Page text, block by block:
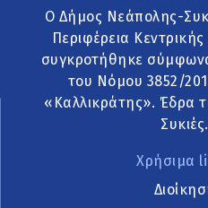
Ο Δήμος Νεάπολης-
Περιφέρεια
συγκροτήθηκε σύμφωνα
του Νόμου 3852/
«Καλλικράτης». Έδρα
Συκιές.
Χρήσιμα